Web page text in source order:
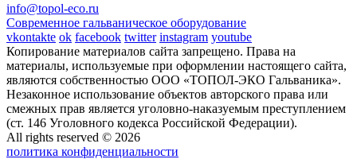
info@topol-eco.ru
Современное гальваническое оборудование
vkontakte ok facebook twitter instagram youtube
Копирование материалов сайта запрещено. Права на
материалы, используемые при оформлении настоящего сайта,
являются собственностью ООО «ТОПОЛ-ЭКО Гальваника».
Незаконное использование объектов авторского права или
смежных прав является уголовно-наказуемым преступлением
(ст. 146 Уголовного кодекса Российской Федерации).
All rights reserved © 2026
политика конфиденциальности